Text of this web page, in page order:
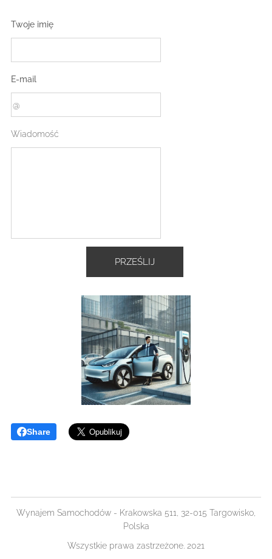
Twoje imię
E-mail
Wiadomość
PRZEŚLIJ
Share
Wynajem Samochodów - Krakowska 511, 32-015 Targowisko,
Polska
Wszystkie prawa zastrzeżone. 2021